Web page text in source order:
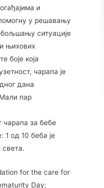
и
у решавању
ситуације
њихових
боје која
чарапа је
дана
пар
чарапа за бебе
1 од 10 беба је
for the care for
Day;